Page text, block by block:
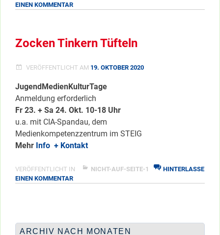
EINEN KOMMENTARZU
Zocken Tinkern Tüfteln
VERÖFFENTLICHT AM 19. OKTOBER 2020
JugendMedienKulturTage
Anmeldung erforderlich
Fr 23. + Sa 24. Okt. 10-18 Uhr
u.a. mit CIA-Spandau, dem
Medienkompetenzzentrum im STEIG
Mehr Info + Kontakt
VERÖFFENTLICHT IN NICHT-AUF-SEITE-1
HINTERLASSE
EINEN KOMMENTARZU
ARCHIV NACH MONATEN